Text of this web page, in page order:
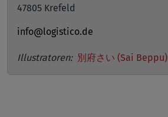
47805 Krefeld
info@logistico.de
Illustratoren: 別府さい (Sai Beppu)